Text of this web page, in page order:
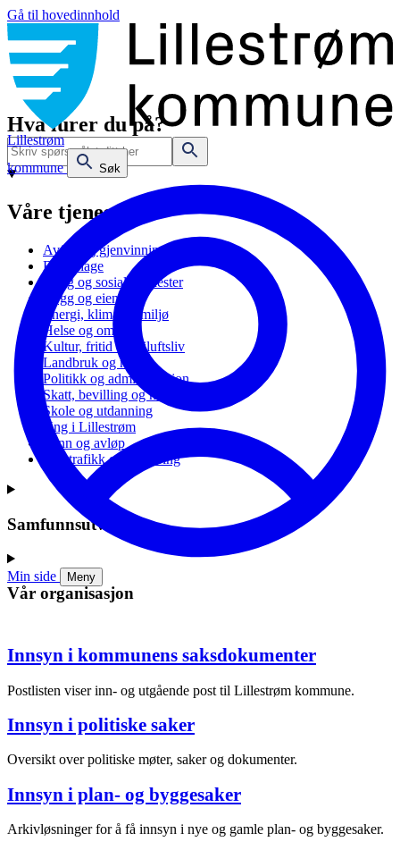
Gå til hovedinnhold
Lillestrøm
kommune
Søk
Min side Meny
Hva lurer du på?
Våre tjenester
Avfall og gjenvinning
Barnehage
Bolig og sosiale tjenester
Bygg og eiendom
Energi, klima og miljø
Helse og omsorg
Kultur, fritid og friluftsliv
Landbruk og natur
Politikk og administrasjon
Skatt, bevilling og næring
Skole og utdanning
Ung i Lillestrøm
Vann og avløp
Vei, trafikk og parkering
Samfunnsutvikling
Vår organisasjon
Innsyn i kommunens saksdokumenter
Postlisten viser inn- og utgående post til Lillestrøm kommune.
Innsyn i politiske saker
Oversikt over politiske møter, saker og dokumenter.
Innsyn i plan- og byggesaker
Arkivløsninger for å få innsyn i nye og gamle plan- og byggesaker.